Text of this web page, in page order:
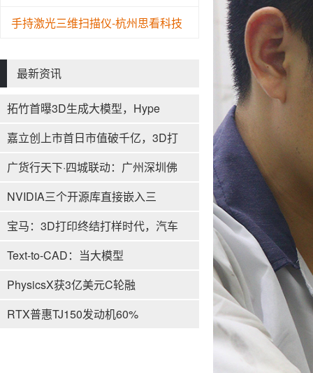
手持激光三维扫描仪-杭州思看科技
最新资讯
拓竹首曝3D生成大模型，Hype
嘉立创上市首日市值破千亿，3D打
广货行天下·四城联动：广州深圳佛
NVIDIA三个开源库直接嵌入三
宝马：3D打印终结打样时代，汽车
Text-to-CAD：当大模型
PhysicsX获3亿美元C轮融
RTX普惠TJ150发动机60%